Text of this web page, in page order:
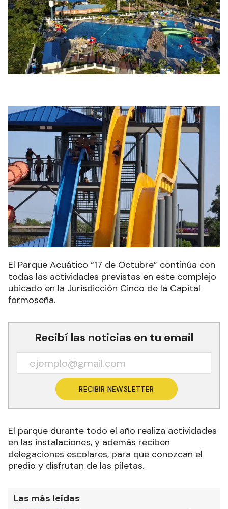
El Parque Acuático “17 de Octubre” continúa con
todas las actividades previstas en este complejo
ubicado en la Jurisdicción Cinco de la Capital
formoseña.
Recibí las noticias en tu email
RECIBIR NEWSLETTER
El parque durante todo el año realiza actividades
en las instalaciones, y además reciben
delegaciones escolares, para que conozcan el
predio y disfrutan de las piletas.
Las más leídas